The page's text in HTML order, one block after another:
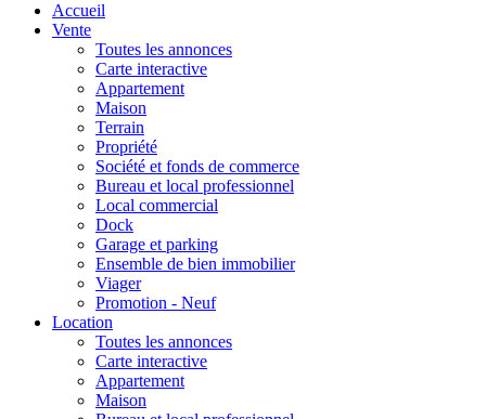
Accueil
Vente
Toutes les annonces
Carte interactive
Appartement
Maison
Terrain
Propriété
Société et fonds de commerce
Bureau et local professionnel
Local commercial
Dock
Garage et parking
Ensemble de bien immobilier
Viager
Promotion - Neuf
Location
Toutes les annonces
Carte interactive
Appartement
Maison